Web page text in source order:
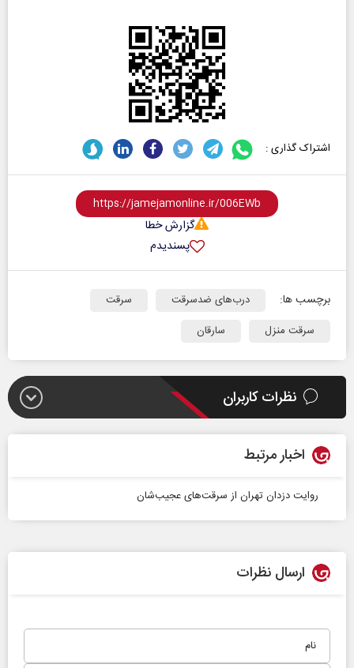
اشتراک گذاری :
گزارش خطا
پسندیدم
برچسب ها: درب‌های ضدسرقت
سرقت
سرقت منزل
سارقان
نظرات کاربران
اخبار مرتبط
روایت دزدان تهران از سرقت‌های عجیب‌شان
ارسال نظرات